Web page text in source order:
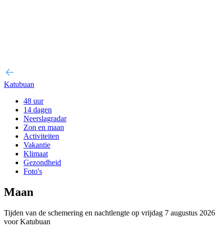
Katubuan
48 uur
14 dagen
Neerslagradar
Zon en maan
Activiteiten
Vakantie
Klimaat
Gezondheid
Foto's
Maan
Tijden van de schemering en nachtlengte op vrijdag 7 augustus 2026
voor Katubuan